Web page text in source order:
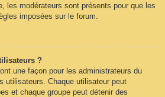
les modérateurs sont présents pour que les
imposées sur le forum.
?
une façon pour les administrateurs du
utilisateurs. Chaque utilisateur peut
et chaque groupe peut détenir des